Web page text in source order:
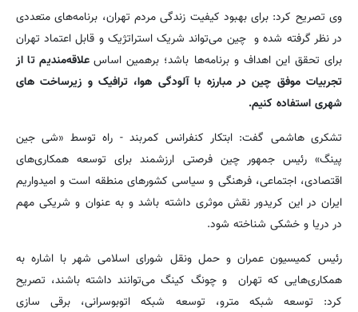
وی تصریح کرد: برای بهبود کیفیت زندگی مردم تهران، برنامه‌های متعددی
در نظر گرفته شده و چین می‌تواند شریک استراتژیک و قابل اعتماد تهران
برای تحقق این اهداف و برنامه‌ها باشد؛ برهمین اساسعلاقه‌مندیم تا از
تجربیات موفق چین در مبارزه با آلودگی هوا، ترافیک و زیرساخت های
شهری استفاده کنیم.
تشکری هاشمی گفت: ابتکار کنفرانس کمربند - راه توسط «شی جین
پینگ» رئیس جمهور چین فرصتی ارزشمند برای توسعه همکاری‌های
اقتصادی، اجتماعی، فرهنگی و سیاسی کشورهای منطقه است و امیدواریم
ایران در این کریدور نقش موثری داشته باشد و به عنوان و شریکی مهم
در دریا و خشکی شناخته شود.
رئیس کمیسیون عمران و حمل ونقل شورای اسلامی شهر با اشاره به
همکاری‌هایی که تهران و چونگ کینگ می‌توانند داشته باشند، تصریح
کرد: توسعه شبکه مترو، توسعه شبکه اتوبوسرانی، برقی سازی